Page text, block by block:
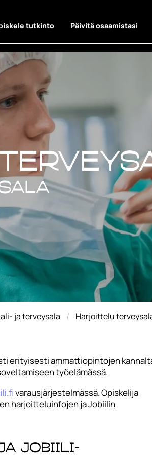
tutkinto Päivitä osaamistasi
ja terveysala Harjoittelu
erityisesti ammattiopintojen
työelämässä.
varausjärjestelmässä. Opiskelija
harjoitteluinfojen ja Jobiilin
Jobiili-